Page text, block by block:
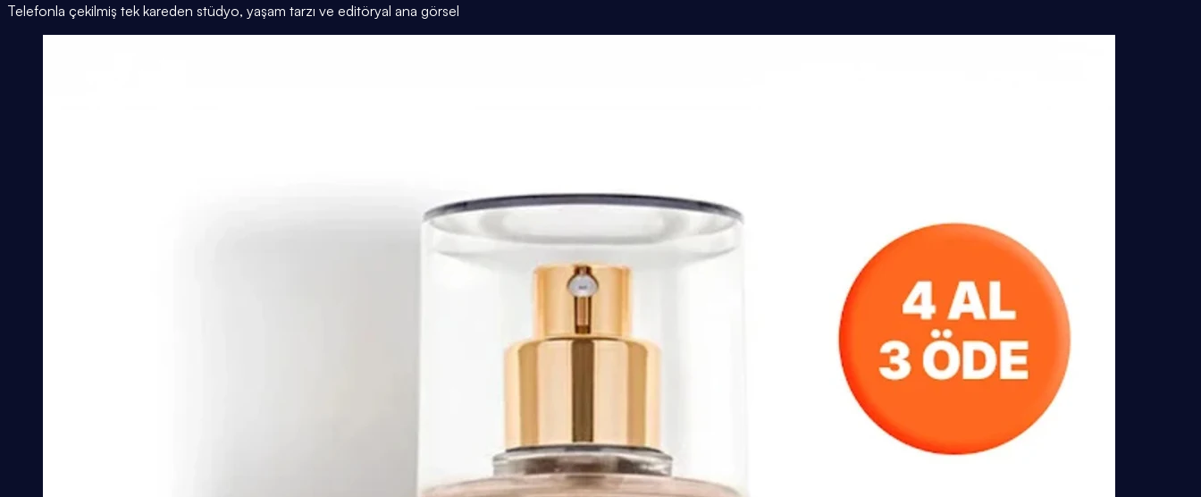
Telefonla çekilmiş tek kareden stüdyo, yaşam tarzı ve editöryal ana görsel